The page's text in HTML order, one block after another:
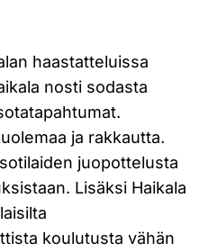
haastatteluissa
nosti sodasta
ja rakkautta.
juopottelusta
Lisäksi Haikala
koulutusta vähän